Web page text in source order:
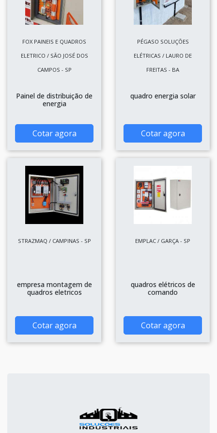
FOX PAINEIS E QUADROS
ELETRICO / SÃO JOSÉ DOS
CAMPOS - SP
Painel de distribuição de
energia
Cotar agora
PÉGASO SOLUÇÕES
ELÉTRICAS / LAURO DE
FREITAS - BA
quadro energia solar
Cotar agora
STRAZMAQ / CAMPINAS - SP
empresa montagem de
quadros eletricos
Cotar agora
EMPLAC / GARÇA - SP
quadros elétricos de
comando
Cotar agora